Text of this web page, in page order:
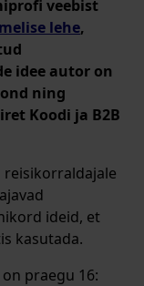
veebist
lehe,
idee autor on
ning
Koodi ja B2B
ideid, et
kasutada.
praegu 16: